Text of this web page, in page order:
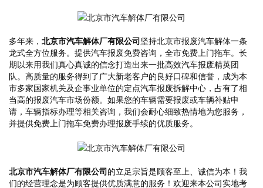
多年来， 北京市汽车解体厂有限公司坚持北京市报废汽车解体一条
龙式全方位服务。提供汽车报废免费咨询，全市免费上门拖车。长
期以来用我们真心真诚的信念打造出来一批高效汽车报废精英团
队。高质量的服务得到了广大新老客户的良好口碑和信誉，成为本
市多家国家机关及企事业单位的定点汽车报废拆解中心，占有了相
当高的报废汽车市场份额。如果您的车辆需要报废或车辆补贴申
请，车辆指标办理等相关咨询，我们会耐心细致热情地为您服务，
并提供免费上门拖车免费办理报废手续的优质服务。
北京市汽车解体厂有限公司的立足宗旨是顾客至上、诚信为本！我
们的经营理念是为顾客提供优质满意的服务！欢迎来本公司实地考